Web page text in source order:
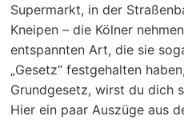
Supermarkt, in der
Kneipen – die Kölner
entspannten Art, die sie
„Gesetz“ festgehalten
Grundgesetz, wirst du dich
Hier ein paar Auszüge aus